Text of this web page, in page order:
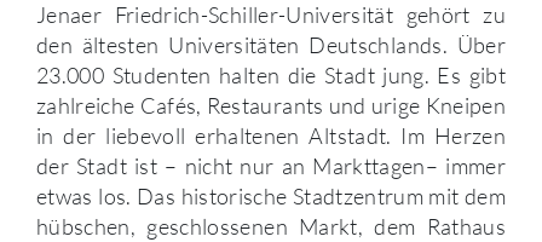
Jenaer Friedrich-Schiller-Universität gehört zu
den ältesten Universitäten Deutschlands. Über
23.000 Studenten halten die Stadt jung. Es gibt
zahlreiche Cafés, Restaurants und urige Kneipen
in der liebevoll erhaltenen Altstadt. Im Herzen
der Stadt ist – nicht nur an Markttagen– immer
etwas los. Das historische Stadtzentrum mit dem
hübschen, geschlossenen Markt, dem Rathaus